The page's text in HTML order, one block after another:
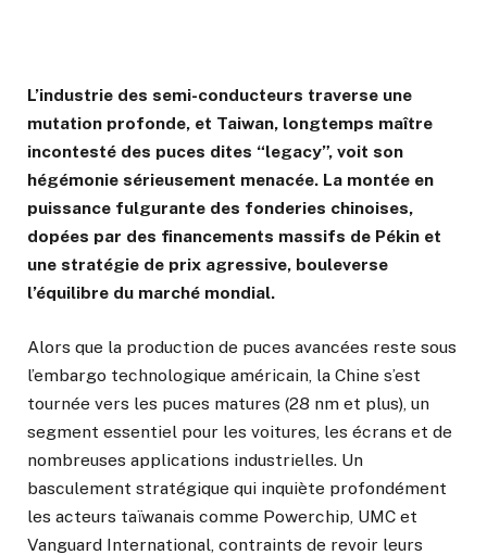
L’industrie des semi-conducteurs traverse une
mutation profonde, et Taiwan, longtemps maître
incontesté des puces dites “legacy”, voit son
hégémonie sérieusement menacée. La montée en
puissance fulgurante des fonderies chinoises,
dopées par des financements massifs de Pékin et
une stratégie de prix agressive, bouleverse
l’équilibre du marché mondial.
Alors que la production de puces avancées reste sous
l’embargo technologique américain, la Chine s’est
tournée vers les puces matures (28 nm et plus), un
segment essentiel pour les voitures, les écrans et de
nombreuses applications industrielles. Un
basculement stratégique qui inquiète profondément
les acteurs taïwanais comme Powerchip, UMC et
Vanguard International, contraints de revoir leurs